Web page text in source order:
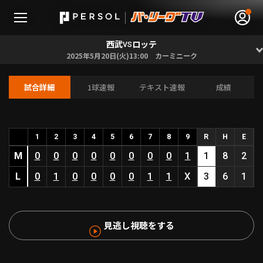
HOME
動画
西武VS ロッテ
2025年5月20日(火)13:00 カーミニーク
試合詳細 1球速報 テキスト速報 成績
1 2 3 4 5 6 7 8 9 R H E
M 0 0 0 0 0 0 0 0 1 1 8
2
L
0 1 0 0 0 0 1 1 X 3 6 1
見逃し視聴をする